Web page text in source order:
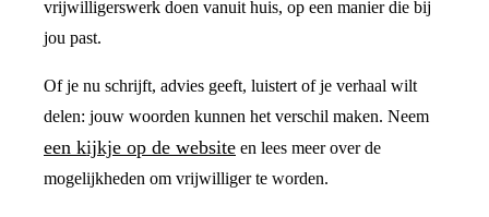
vrijwilligerswerk doen vanuit huis, op een manier die bij
jou past.
Of je nu schrijft, advies geeft, luistert of je verhaal wilt
delen: jouw woorden kunnen het verschil maken. Neem
een kijkje op de website en lees meer over de
mogelijkheden om vrijwilliger te worden.